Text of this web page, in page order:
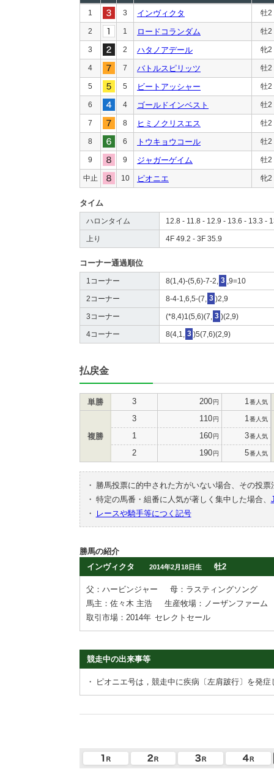
1 3 インヴィクタ 牡2
2 1 ロードコランダム 牡2
3 2 ハタノアデール 牝2
4 7 バトルスピリッツ 牡2
5 5 ビートアッシャー 牡2
6 4 ゴールドインベスト 牡2
7 8 ヒミノクリスエス 牡2
8 6 トウキョウコール 牡2
9 9 ジャガーゲイム 牡2
中止 10 ピオニエ 牝2
タイム
ハロンタイム 12.8 - 11.8 - 12.9 - 13.6 - 13.3 -
上り 4F 49.2 - 3F 35.9
コーナー通過順位
1コーナー 8(1,4)-(5,6)-7-2, 3 ,9=10
2コーナー 8-4-1,6,5-(7, 3 )2,9
3コーナー (*8,4)1(5,6)(7, 3 )(2,9)
4コーナー 8(4,1, 3 )5(7,6)(2,9)
払戻金
単勝 3 200円 1 番人気
複勝
3 110円 1 番人気
1 160円 3番人気
2 190円 5番人気
・
勝馬投票に的中された方がいない場合、その投
・ 特定の馬番・組番に人気が著しく集中した場合、
・
レースや騎手等につく記号
勝馬の紹介
インヴィクタ
2014年2月18日生 牡2
父：ハービンジャー
母：ラスティングソング
馬主：佐々木 主浩
生産牧場：ノーザンファーム
取引市場：2014年 セレクトセール
競走中の出来事等
・ ピオニエ号は，競走中に疾病〔左肩跛行〕を発